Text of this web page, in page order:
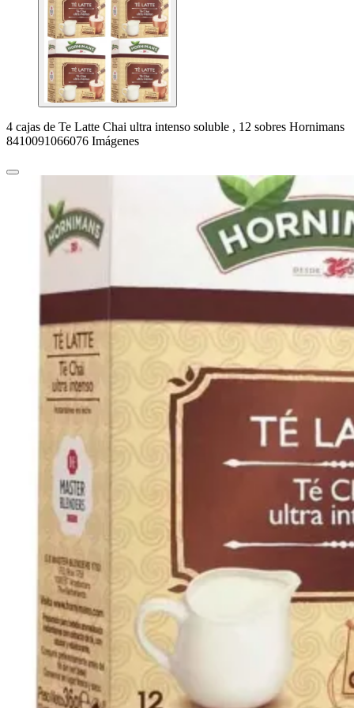
4 cajas de Te Latte Chai ultra intenso soluble , 12 sobres Hornimans
8410091066076 Imágenes